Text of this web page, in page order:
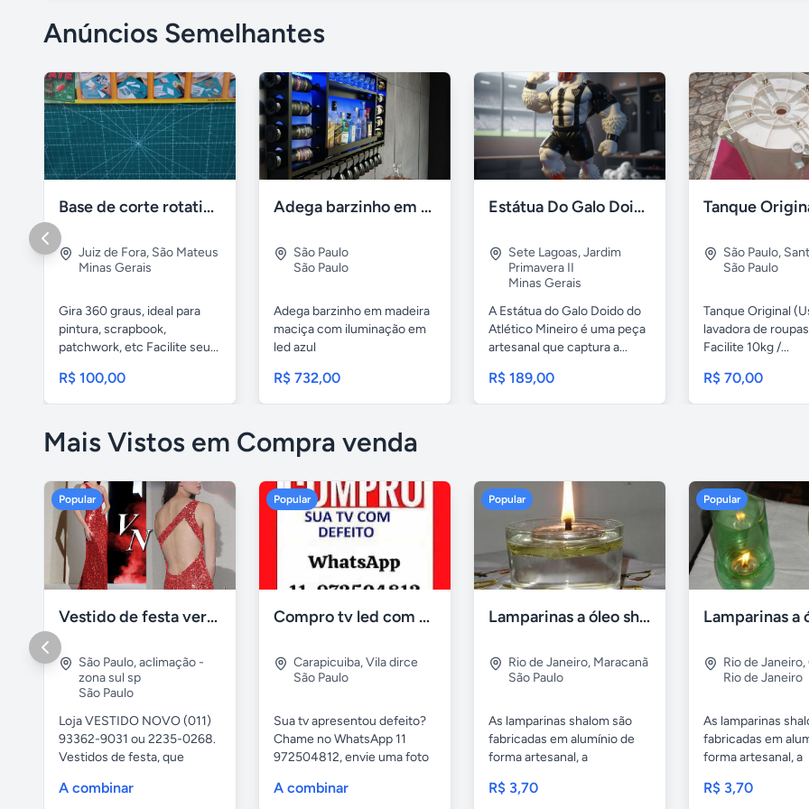
Anúncios Semelhantes
Base de corte rotativa importada
Juiz de Fora, São Mateus
Minas Gerais
Gira 360 graus, ideal para
pintura, scrapbook,
patchwork, etc Facilite seu...
R$ 100,00
Adega barzinho em madeira maciça com iluminação em led azul
São Paulo
São Paulo
Adega barzinho em madeira
maciça com iluminação em
led azul
R$ 732,00
Estátua Do Galo Doido Atlético Mineiro
Sete Lagoas,Jardim
Primavera II
Minas Gerais
A Estátua do Galo Doido do
Atlético Mineiro é uma peça
artesanal que captura a...
R$ 189,00
São Paulo,
São Paulo
Tanque Original
lavadora de
Facilite 10kg /...
R$ 70,00
Mais Vistos em Compra venda
Popular
Vestido de festa vermelho com brilho e pedraria
São Paulo,aclimação -
zona sul sp
São Paulo
Loja VESTIDO NOVO (011)
93362-9031 ou 2235-0268.
Vestidos de festa, que
A combinar
Popular
Compro tv led com defeito
Carapicuiba,Vila dirce
São Paulo
Sua tv apresentou defeito?
Chame no WhatsApp 11
972504812, envie uma foto
A combinar
Popular
Lamparinas a óleo shalom
Rio de Janeiro, Maracanã
São Paulo
As lamparinas shalom são
fabricadas em alumínio de
forma artesanal, a
R$ 3,70
Popular
Rio de Janeiro,
Rio de Janeiro
As lamparinas
fabricadas em
forma artesanal, a
R$ 3,70